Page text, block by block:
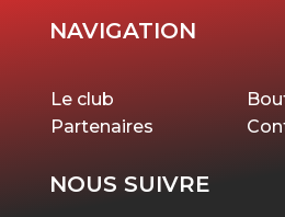
NAVIGATION
Le club
Partenaires
NOUS SUIVRE